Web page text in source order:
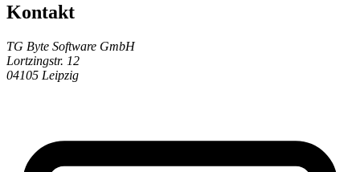
Kontakt
TG Byte Software GmbH
Lortzingstr. 12
04105 Leipzig